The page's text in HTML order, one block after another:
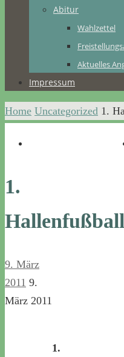
Abitur
Wahlzettel
Aktuelles
Impressum
Home Uncategorized 1.
1.
9. März
2011 9.
März 2011
1.